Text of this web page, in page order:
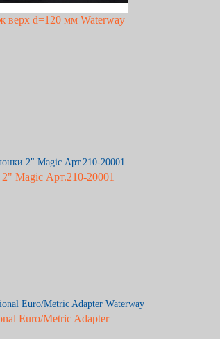
верх d=120 мм Waterway
Magic Арт.210-20001
Euro/Metric Adapter